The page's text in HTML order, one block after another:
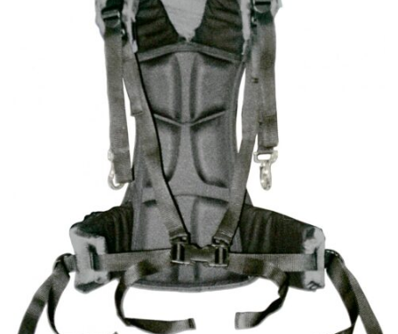
ONLINE SALE
DRUMSCHOOL